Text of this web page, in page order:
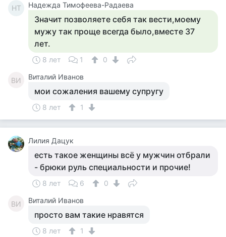
НТ Надежда Тимофеева-Радаева
Значит позволяете себя так вести,моему
мужу так проще всегда было,вместе 37
лет.
8 лет 1 0
ВИ Виталий Иванов
мои сожаления вашему супругу
8 лет 1
Лилия Дацук
есть такое женщины всё у мужчин отбрали
- брюки руль специальности и прочие!
8 лет 6 0
ВИ Виталий Иванов
просто вам такие нравятся
8 лет
1